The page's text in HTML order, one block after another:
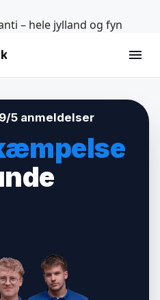
– hele jylland og fyn
menu
5 anmeldelser